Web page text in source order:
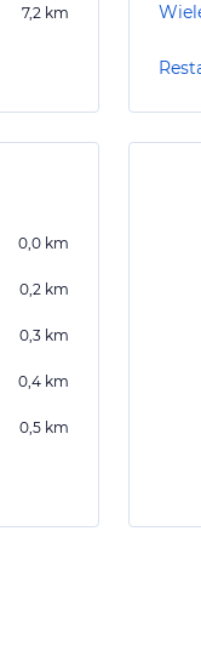
7,2 km
0,0 km
0,2 km
0,3 km
0,4 km
0,5 km